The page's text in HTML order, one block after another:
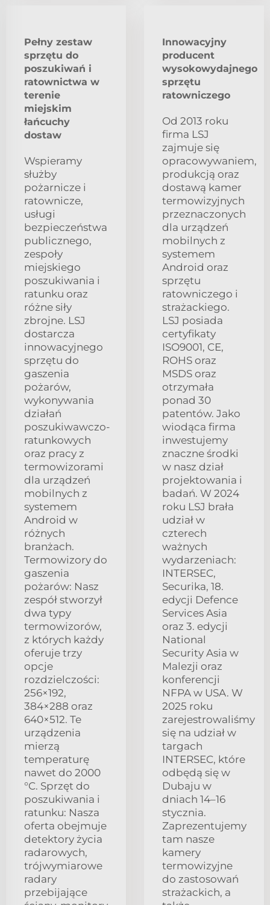
Pełny zestaw
sprzętu do
poszukiwań i
ratownictwa w
terenie
miejskim
łańcuchy
dostaw
Wspieramy
służby
pożarnicze i
ratownicze,
usługi
bezpieczeństwa
publicznego,
zespoły
miejskiego
poszukiwania i
ratunku oraz
różne siły
zbrojne. LSJ
dostarcza
innowacyjnego
sprzętu do
gaszenia
pożarów,
wykonywania
działań
poszukiwawczo-
ratunkowych
oraz pracy z
termowizorami
dla urządzeń
mobilnych z
systemem
Android w
różnych
branżach.
Termowizory do
gaszenia
pożarów: Nasz
zespół stworzył
dwa typy
termowizorów,
z których każdy
oferuje trzy
opcje
rozdzielczości:
256×192,
384×288 oraz
640×512. Te
urządzenia
mierzą
temperaturę
nawet do 2000
°C. Sprzęt do
poszukiwania i
ratunku: Nasza
oferta obejmuje
detektory życia
radarowych,
trójwymiarowe
radary
przebijające
Innowacyjny
producent
wysokowydajnego
sprzętu
ratowniczego
Od 2013 roku
firma LSJ
zajmuje się
opracowywaniem,
produkcją oraz
dostawą kamer
termowizyjnych
przeznaczonych
dla urządzeń
mobilnych z
systemem
Android oraz
sprzętu
ratowniczego i
strażackiego.
LSJ posiada
certyfikaty
ISO9001, CE,
ROHS oraz
MSDS oraz
otrzymała
ponad 30
patentów. Jako
wiodąca firma
inwestujemy
znaczne środki
w nasz dział
projektowania i
badań. W 2024
roku LSJ brała
udział w
czterech
ważnych
wydarzeniach:
INTERSEC,
Securika, 18.
edycji Defence
Services Asia
oraz 3. edycji
National
Security Asia w
Malezji oraz
konferencji
NFPA w USA. W
2025 roku
zarejestrowaliśmy
się na udział w
targach
INTERSEC, które
odbędą się w
Dubaju w
dniach 14–16
stycznia.
Zaprezentujemy
tam nasze
kamery
termowizyjne
do zastosowań
strażackich, a